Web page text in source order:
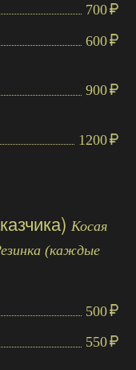
700
600
900
1200
Косая
(каждые
500
550